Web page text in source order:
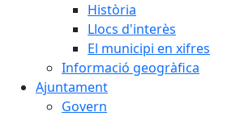
Història
Llocs d'interès
El municipi en xifres
Informació geogràfica
Ajuntament
Govern